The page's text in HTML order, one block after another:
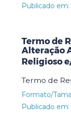
Publicado em:
Termo de
Alteração
Religioso
Termo de
Formato/
Publicado em: